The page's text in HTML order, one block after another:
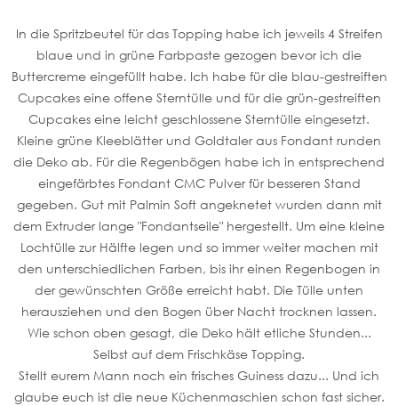
In die Spritzbeutel für das Topping habe ich jeweils 4 Streifen
blaue und in grüne Farbpaste gezogen bevor ich die
Buttercreme eingefüllt habe. Ich habe für die blau-gestreiften
Cupcakes eine offene Sterntülle und für die grün-gestreiften
Cupcakes eine leicht geschlossene Sterntülle eingesetzt.
Kleine grüne Kleeblätter und Goldtaler aus Fondant runden
die Deko ab. Für die Regenbögen habe ich in entsprechend
eingefärbtes Fondant CMC Pulver für besseren Stand
gegeben. Gut mit Palmin Soft angeknetet wurden dann mit
dem Extruder lange "Fondantseile" hergestellt. Um eine kleine
Lochtülle zur Hälfte legen und so immer weiter machen mit
den unterschiedlichen Farben, bis ihr einen Regenbogen in
der gewünschten Größe erreicht habt. Die Tülle unten
herausziehen und den Bogen über Nacht trocknen lassen.
Wie schon oben gesagt, die Deko hält etliche Stunden...
Selbst auf dem Frischkäse Topping.
Stellt eurem Mann noch ein frisches Guiness dazu... Und ich
glaube euch ist die neue Küchenmaschien schon fast sicher.